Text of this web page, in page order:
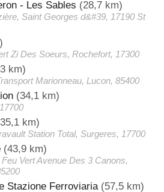
- Les Sables (28,7 km)
Saint Georges d&#39, 17190 St
Zi Des Soeurs, Rochefort, 17300
km)
Marionneau, Lucon, 85400
(34,1 km)
km)
Station Total, Surgeres, 17700
(43,9 km)
Vert Avenue Des 3 Canons,
Stazione Ferroviaria(57,5 km)